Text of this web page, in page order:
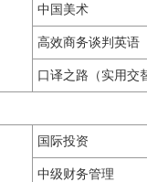
中国美术
高效商务谈判英语
口译之路（实用交
国际投资
中级财务管理